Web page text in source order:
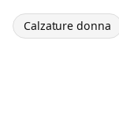
Calzature donna